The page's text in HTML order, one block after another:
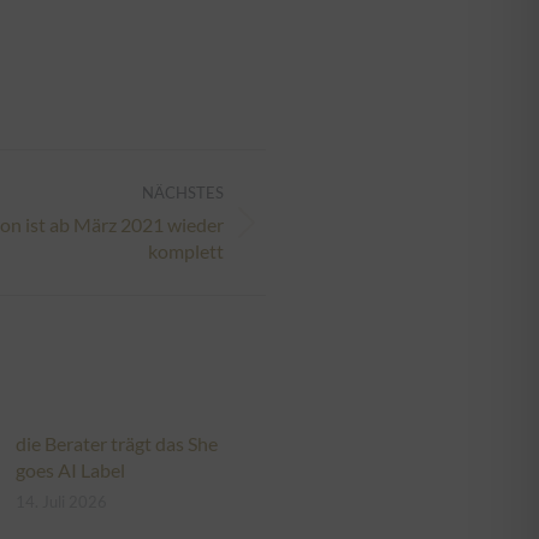
NÄCHSTES
ist ab März 2021 wieder
komplett
die Berater trägt das She
goes AI Label